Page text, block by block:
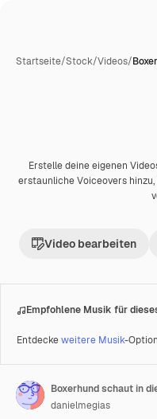
Startseite/Stock/Videos/
Premium
Erstelle deine eigenen
erstaunliche Voiceovers
Video bearbeiten
Empfohlene Musik für
Entdeckeweitere Musik-
danielmegias